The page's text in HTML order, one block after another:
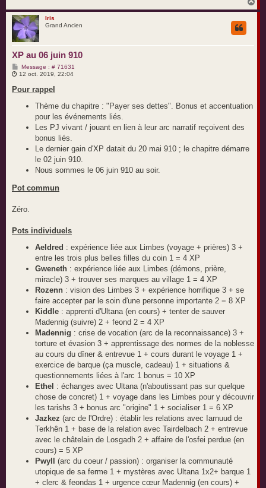
a
Iris
Grand Ancien
XP au 06 juin 910
Message : # 71631
g
e
12 oct. 2019, 22:04
Pour rappel
Thème du chapitre : "Payer ses dettes". Bonus et accentuation
pour les événements liés.
Les PJ vivant / jouant en lien à leur arc narratif reçoivent des
bonus liés.
Le dernier gain d'XP datait du 20 mai 910 ; le chapitre démarre
le 02 juin 910.
Nous sommes le 06 juin 910 au soir.
Pot commun
Zéro.
Pots individuels
Aeldred : expérience liée aux Limbes (voyage + prières) 3 +
entre les trois plus belles filles du coin 1 = 4 XP
Gweneth : expérience liée aux Limbes (démons, prière,
miracle) 3 + trouver ses marques au village 1 = 4 XP
Rozenn : vision des Limbes 3 + expérience horrifique 3 + se
faire accepter par le soin d'une personne importante 2 = 8 XP
Kiddle : apprenti d'Ultana (en cours) + tenter de sauver
Madennig (suivre) 2 + feond 2 = 4 XP
Madennig : crise de vocation (arc de la reconnaissance) 3 +
torture et évasion 3 + apprentissage des normes de la noblesse
au cours du dîner & entrevue 1 + cours durant le voyage 1 +
exercice de barque (ça muscle, cadeau) 1 + situations &
questionnements liées à l'arc 1 bonus = 10 XP
Ethel : échanges avec Ultana (n'aboutissant pas sur quelque
chose de concret) 1 + voyage dans les Limbes pour y découvrir
les tarishs 3 + bonus arc "origine" 1 + socialiser 1 = 6 XP
Jazkez (arc de l'Ordre) : établir les relations avec Iarnuud de
Terkhên 1 + base de la relation avec Tairdelbach 2 + entrevue
avec le châtelain de Losgadh 2 + affaire de l'osfei perdue (en
cours) = 5 XP
Pwyll (arc du coeur / passion) : organiser la communauté
utopique de sa ferme 1 + mystères avec Ultana 1x2+ barque 1
+ clerc & feondas 1 + urgence cœur Madennig (en cours) +